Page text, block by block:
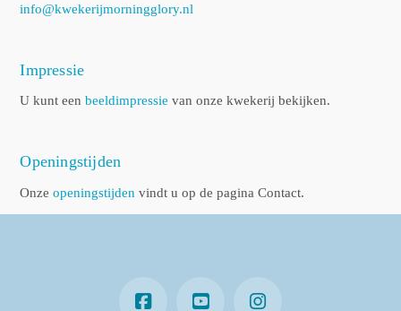
info@kwekerijmorningglory.nl
Impressie
U kunt eenbeeldimpressie van onze kwekerij bekijken.
Openingstijden
Onzeopeningstijden vindt u op de pagina Contact.